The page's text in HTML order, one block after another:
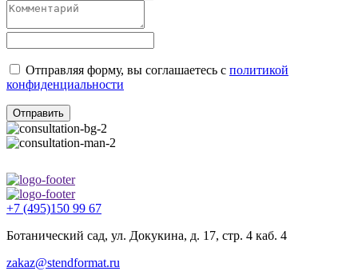
Отправляя форму, вы соглашаетесь с политикой
конфиденциальности
Отправить
+7 (495)150 99 67
Ботанический сад, ул. Докукина, д. 17, стр. 4 каб. 4
zakaz@stendformat.ru